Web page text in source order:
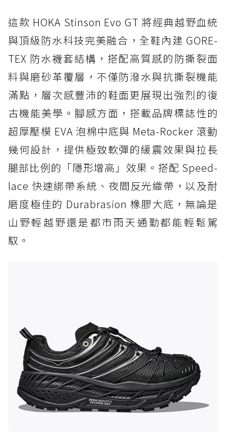
這款 HOKA Stinson Evo GT 將經典越野血統
與頂級防水科技完美融合，全鞋內建 GORE-
TEX 防水襪套結構，搭配高質感的防撕裂面
料與磨砂革覆層，不僅防潑水與抗撕裂機能
滿點，層次感豐沛的鞋面更展現出強烈的復
古機能美學。腳感方面，搭載品牌標誌性的
超厚壓模 EVA 泡棉中底與 Meta-Rocker 滾動
幾何設計，提供極致軟彈的緩震效果與拉長
腿部比例的「隱形增高」效果。搭配 Speed-
lace 快速綁帶系統、夜間反光織帶，以及耐
磨度極佳的 Durabrasion 橡膠大底，無論是
山野輕越野還是都市雨天通勤都能輕鬆駕
馭。